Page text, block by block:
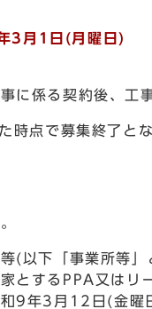
3月1日(月曜日)
に係る契約後、工
時点で募集終了とな
(以下「事業所等
とするPPA又はリ
9年3月12日(金曜